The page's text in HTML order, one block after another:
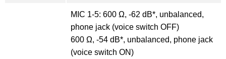
MIC 1-5: 600 Ω, -62 dB*, unbalanced,
phone jack (voice switch OFF)
600 Ω, -54 dB*, unbalanced, phone jack
(voice switch ON)